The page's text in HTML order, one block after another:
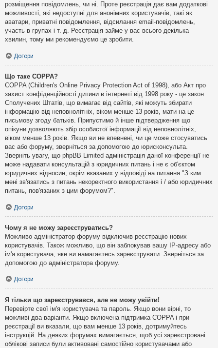
розміщення повідомлень, чи ні. Проте реєстрація дає вам додаткові
можливості, які недоступні для анонімних користувачів, такі як
аватари, приватні повідомлення, відсилання email-повідомлень,
участь в групах і т. д. Реєстрація займе у вас всього декілька
хвилин, тому ми рекомендуємо це зробити.
Догори
Що таке COPPA?
COPPA (Children's Online Privacy Protection Act of 1998), або Акт про
захист конфіденційності дитини в інтернеті від 1998 року - це закон
Сполучених Штатів, що вимагає від сайтів, які можуть збирати
інформацію від неповнолітніх, віком менше 13 років, мати на це
письмову згоду батьків. Припустимо й інше підтвердження що
опікуни дозволяють збір особистої інформації від неповнолітніх,
віком менше 13 років. Якщо ви не впевнені, чи це може стосуватись
вас або форуму, зверніться за допомогою до юрисконсульта.
Зверніть увагу, що phpBB Limited адміністрація даної конференції не
може надавати консультацій з юридичних питань і не є об'єктом
юридичних відносин, окрім вказаних у відповіді на питання "З ким
мені зв'язатись з питань некоректного використання і / або юридичних
питань, пов'язаних з цим форумом?".
Догори
Чому я не можу зареєструватись?
Можливо адміністратор форуму відключив реєстрацію нових
користувачів. Також можливо, що він заблокував вашу IP-адресу або
ім'я користувача, яке ви намагаєтесь зареєструвати. Зверніться за
допомогою до адміністратора форуму.
Догори
Я тільки що зареєструвався, але не можу увійти!
Перевірте свої ім'я користувача та пароль. Якщо вони вірні, то
можливі два варіанти. Якщо включена підтримка COPPA і при
реєстрації ви вказали, що вам менше 13 років, дотримуйтесь
інструкцій. На деяких форумах вимагається, щоб усі зареєстровані
облікові записи були активовані самостійно користувачами або